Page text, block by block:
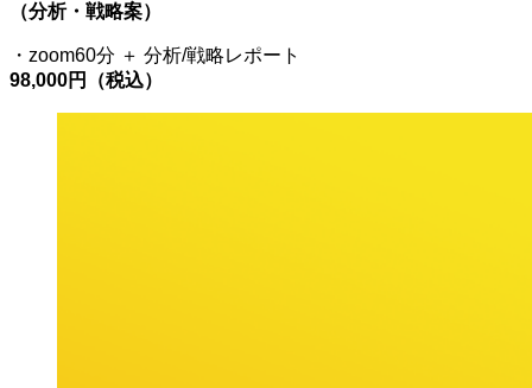
（分析・戦略案）
・zoom60分 ＋ 分析/戦略レポート
98,000円（税込）